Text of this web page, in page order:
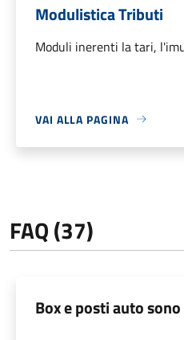
Modulistica Tributi
Moduli inerenti la tari,
VAI ALLA PAGINA
FAQ (37)
Box e posti auto